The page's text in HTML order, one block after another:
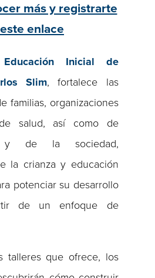
más y registrarte
enlace
Educación Inicial de
Slim, fortalece las
familias, organizaciones
salud, así como de
y de la sociedad,
la crianza y educación
potenciar su desarrollo
de un enfoque de
talleres que ofrece, los